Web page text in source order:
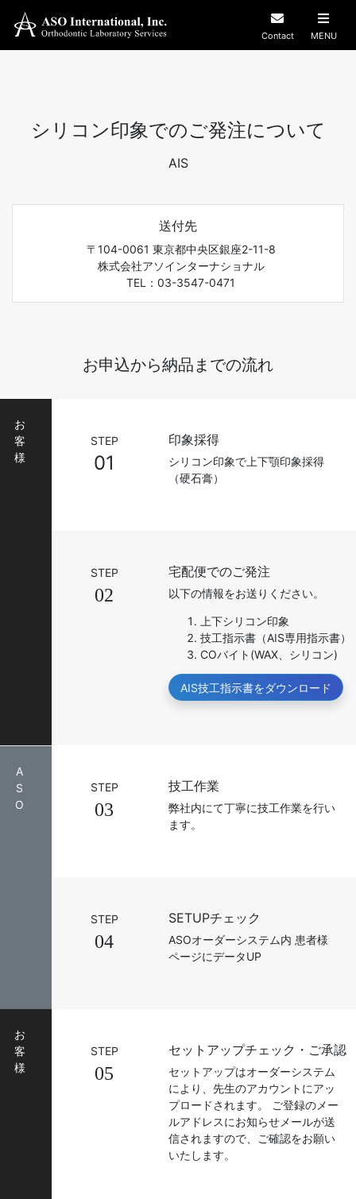
Contact MENU
シリコン印象でのご発注について
AIS
送付先
〒104-0061 東京都中央区銀座2-11-8
株式会社アソインターナショナル
TEL：03-3547-0471
お申込から納品までの流れ
お
客
様
STEP
01
印象採得
シリコン印象で上下顎印象採得
（硬石膏）
STEP
02
宅配便でのご発注
以下の情報をお送りください。
上下シリコン印象
技工指示書（AIS専用指示書）
COバイト(WAX、シリコン)
AIS技工指示書をダウンロード
A
S
O
STEP
03
技工作業
弊社内にて丁寧に技工作業を行い
ます。
STEP
04
SETUPチェック
ASOオーダーシステム内 患者様
ページにデータUP
お
客
様
STEP
05
セットアップチェック・ご承認
セットアップはオーダーシステム
により、先生のアカウントにアッ
プロードされます。 ご登録のメー
ルアドレスにお知らせメールが送
信されますので、ご確認をお願い
いたします。